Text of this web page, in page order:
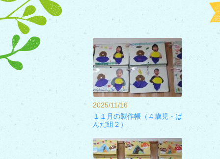
2025/11/16
１１月の製作帳（４歳児・ぱ
んだ組２）